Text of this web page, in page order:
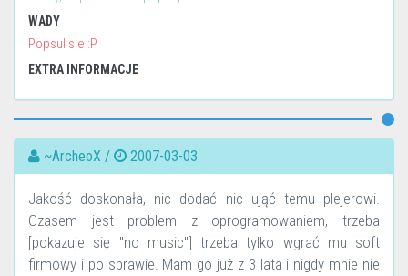
WADY
Popsul sie :P
EXTRA INFORMACJE
~ArcheoX / 2007-03-03
Jakość doskonała, nic dodać nic ująć temu plejerowi.
Czasem jest problem z oprogramowaniem, trzeba
[pokazuje się "no music"] trzeba tylko wgrać mu soft
firmowy i po sprawie. Mam go już z 3 lata i nigdy mnie nie